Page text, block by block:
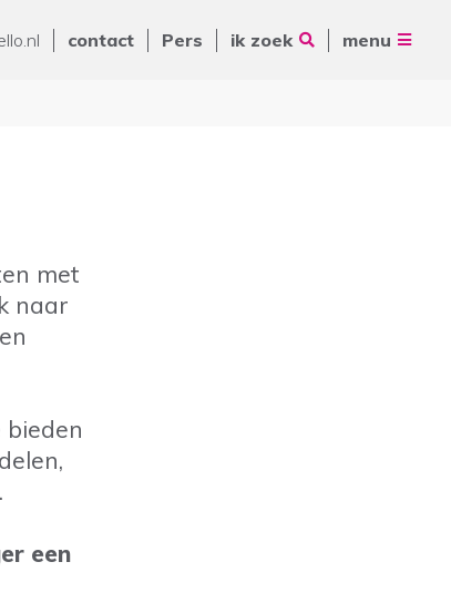
contact Pers ik zoek menu
ANBI
De Ring 14
088 - 345 10 00
info@cello-zorg.nl
met
naar
een